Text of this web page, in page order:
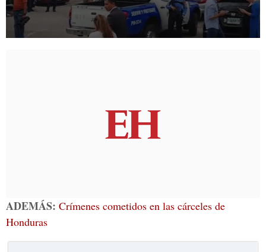
ADEMÁS: Crímenes cometidos en las cárceles de
Honduras